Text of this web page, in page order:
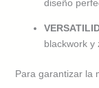
diseño
blackwork y
Para garantizar la